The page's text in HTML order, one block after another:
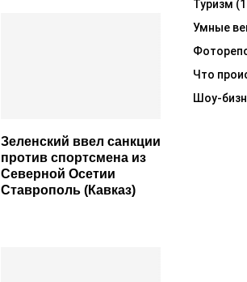
Зеленский ввел санкции
против спортсмена из
Северной Осетии
Ставрополь (Кавказ)
Туризм
Умные
Что
Шоу-